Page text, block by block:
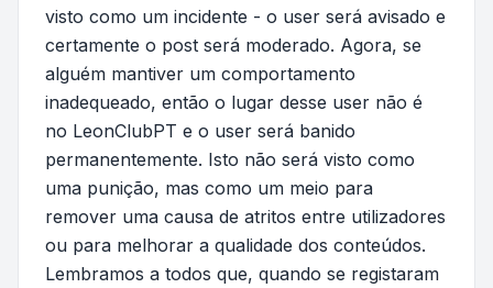
visto como um incidente - o user será avisado e
certamente o post será moderado. Agora, se
alguém mantiver um comportamento
inadequeado, então o lugar desse user não é
no LeonClubPT e o user será banido
permanentemente. Isto não será visto como
uma punição, mas como um meio para
remover uma causa de atritos entre utilizadores
ou para melhorar a qualidade dos conteúdos.
Lembramos a todos que, quando se registaram